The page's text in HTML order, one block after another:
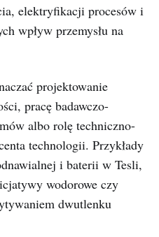
elektryfikacji procesów i
wpływ przemysłu na
projektowanie
pracę badawczo-
albo rolę techniczno-
technologii. Przykłady
i baterii w Tesli,
wodorowe czy
dwutlenku